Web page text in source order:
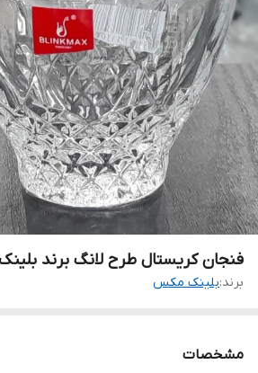
فنجان کریستال طرح لانگ برند
برند:بلینک مکس
مشخصات